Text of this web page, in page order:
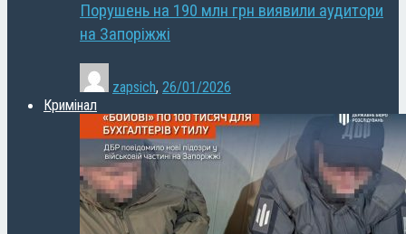
Порушень на 190 млн грн виявили аудитори
на Запоріжжі
zapsich, 26/01/2026
Кримінал